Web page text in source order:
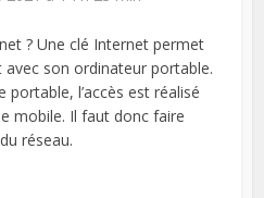
? Une clé Internet permet
son ordinateur portable.
l’accès est réalisé
mobile. Il faut donc faire
réseau.